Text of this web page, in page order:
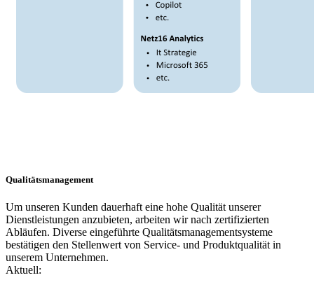
Qualitätsmanagement
Um unseren Kunden dauerhaft eine hohe Qualität unserer
Dienstleistungen anzubieten, arbeiten wir nach zertifizierten
Abläufen. Diverse eingeführte Qualitätsmanagementsysteme
bestätigen den Stellenwert von Service- und Produktqualität in
unserem Unternehmen.
Aktuell: